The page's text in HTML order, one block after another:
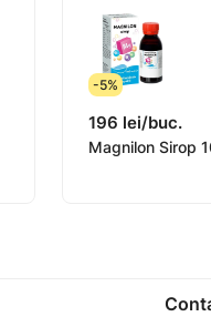
-5%
196 lei/buc.
Magnilon Sirop